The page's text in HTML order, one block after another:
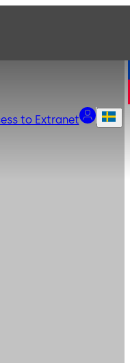
to Extranet